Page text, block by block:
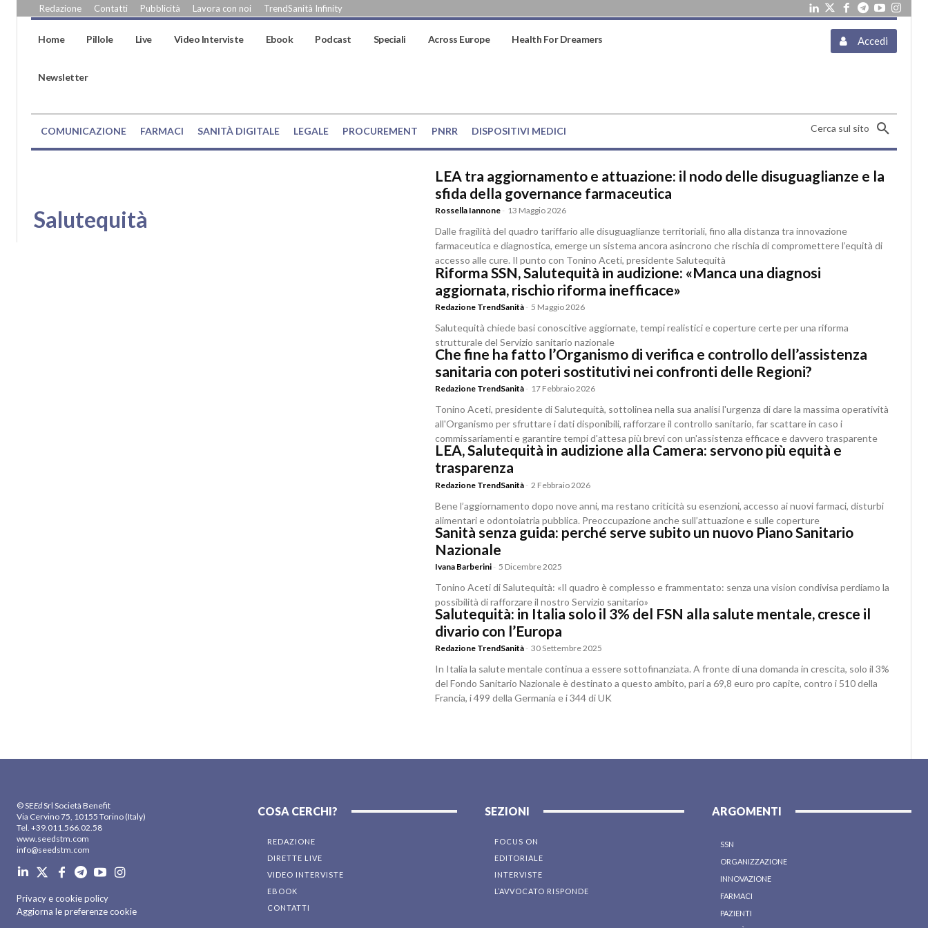
Redazione Contatti Pubblicità Lavora con noi TrendSanità Infinity
Home Pillole Live Video Interviste Ebook Podcast Speciali Across Europe Health For Dreamers
Newsletter
Accedi
COMUNICAZIONE FARMACI SANITÀ DIGITALE LEGALE PROCUREMENT PNRR DISPOSITIVI MEDICI Cerca sul sito
Salutequità
LEA tra aggiornamento e attuazione: il nodo delle disuguaglianze e la
sfida della governance farmaceutica
Rossella Iannone - 13 Maggio 2026
Dalle fragilità del quadro tariffario alle disuguaglianze territoriali, fino alla distanza tra innovazione
farmaceutica e diagnostica, emerge un sistema ancora asincrono che rischia di compromettere l’equità di
accesso alle cure. Il punto con Tonino Aceti, presidente Salutequità
Riforma SSN, Salutequità in audizione: «Manca una diagnosi
aggiornata, rischio riforma inefficace»
Redazione TrendSanità - 5 Maggio 2026
Salutequità chiede basi conoscitive aggiornate, tempi realistici e coperture certe per una riforma
strutturale del Servizio sanitario nazionale
Che fine ha fatto l’Organismo di verifica e controllo dell’assistenza
sanitaria con poteri sostitutivi nei confronti delle Regioni?
Redazione TrendSanità - 17 Febbraio 2026
Tonino Aceti, presidente di Salutequità, sottolinea nella sua analisi l'urgenza di dare la massima operatività
all'Organismo per sfruttare i dati disponibili, rafforzare il controllo sanitario, far scattare in caso i
commissariamenti e garantire tempi d'attesa più brevi con un'assistenza efficace e davvero trasparente
LEA, Salutequità in audizione alla Camera: servono più equità e
trasparenza
Redazione TrendSanità - 2 Febbraio 2026
Bene l’aggiornamento dopo nove anni, ma restano criticità su esenzioni, accesso ai nuovi farmaci, disturbi
alimentari e odontoiatria pubblica. Preoccupazione anche sull’attuazione e sulle coperture
Sanità senza guida: perché serve subito un nuovo Piano Sanitario
Nazionale
Ivana Barberini - 5 Dicembre 2025
Tonino Aceti di Salutequità: «Il quadro è complesso e frammentato: senza una vision condivisa perdiamo la
possibilità di rafforzare il nostro Servizio sanitario»
Salutequità: in Italia solo il 3% del FSN alla salute mentale, cresce il
divario con l’Europa
Redazione TrendSanità - 30 Settembre 2025
In Italia la salute mentale continua a essere sottofinanziata. A fronte di una domanda in crescita, solo il 3%
del Fondo Sanitario Nazionale è destinato a questo ambito, pari a 69,8 euro pro capite, contro i 510 della
Francia, i 499 della Germania e i 344 di UK
© SEEdSrl Società Benefit
Via Cervino 75, 10155 Torino (Italy)
Tel. +39.011.566.02.58
www.seedstm.com
info@seedstm.com
Privacy e cookie policy
Aggiorna le preferenze cookie
COSA CERCHI?
REDAZIONE
DIRETTE LIVE
VIDEO INTERVISTE
EBOOK
CONTATTI
SEZIONI
FOCUS ON
EDITORIALE
INTERVISTE
L’AVVOCATO RISPONDE
ARGOMENTI
SSN
ORGANIZZAZIONE
INNOVAZIONE
FARMACI
PAZIENTI